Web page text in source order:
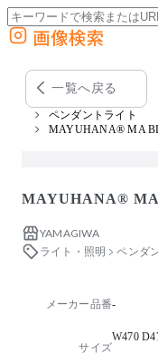
外部サイトの商品をカートに追
他のサイトで見つけた商品ページの
画像検索
一覧へ戻る
ペンダントライト
MAYUHANA® MA
MAYUHANA® MA
YAMAGIWA
ライト・照明
ペンダ
メーカー品番-
サイズ
W470